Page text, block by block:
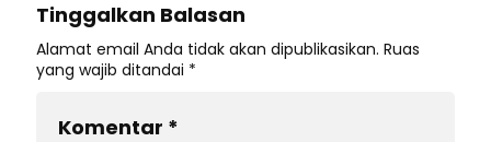
Tinggalkan Balasan
Alamat email Anda tidak akan dipublikasikan. Ruas
yang wajib ditandai *
Komentar *